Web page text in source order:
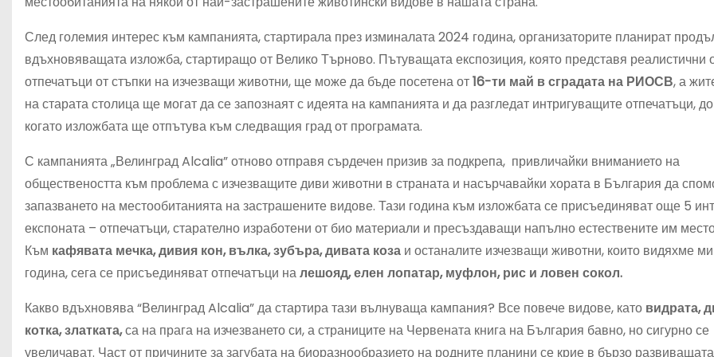
След големия интерес към кампанията, стартирала през изминалата 2024 година, организаторите планират
вдъхновяващата изложба, стартиращо от Велико Търново. Пътуващата експозиция, която представя реалистични
отпечатъци от стъпки на изчезващи животни, ще може да бъде посетена от16-ти май в сградата на РИОСВ, а
на старата столица ще могат да се запознаят с идеята на кампанията и да разгледат интригуващите отпечатъци,
когато изложбата ще отпътува към следващия град от програмата.
С кампанията „Велинград Alcalia” отново отправя сърдечен призив за подкрепа, привличайки вниманието на
обществеността към проблема с изчезващите диви животни в страната и насърчавайки хората в България да
запазването на местообитанията на застрашените видове. Тази година към изложбата се присъединяват още 5
експоната – отпечатъци, старателно изработени от био материали и пресъздаващи напълно естествените им
Към кафявата мечка, дивия кон, вълка, зубъра, дивата коза и останалите изчезващи животни, които видяхме
година, сега се присъединяват отпечатъци налешояд, елен лопатар, муфлон, рис и ловен сокол.
Какво вдъхновява “Велинград Alcalia” да стартира тази вълнуваща кампания? Все повече видове, като видрата,
котка, златката,са на прага на изчезването си, а страниците на Червената книга на България бавно, но сигурно се
увеличават. Част от причините за загубата на биоразнообразието на родните планини се крие в бързо